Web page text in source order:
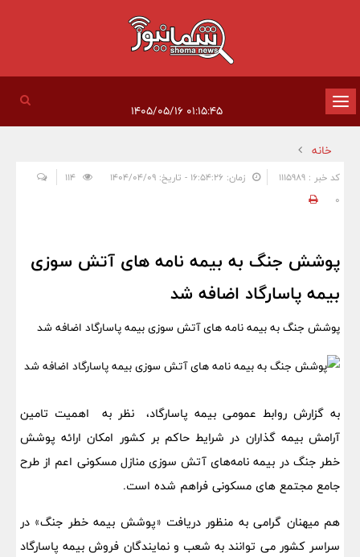
تغییر
وضعیت
ناوبری
۰۱:۱۵:۴۵ ۱۴۰۵/۰۵/۱۶
خانه
کد خبر : 1115989 زمان: ۱۶:۵۴:۲۶ - تاریخ: ۱۴۰۴/۰۴/۰۹
0
پوشش جنگ به بیمه نامه های آتش سوزی
بیمه پاسارگاد اضافه شد
پوشش جنگ به بیمه نامه های آتش سوزی بیمه پاسارگاد اضافه شد
به گزارش روابط عمومی بیمه پاسارگاد، نظر به اهمیت تامین
آرامش بیمه گذاران در شرایط حاکم بر کشور امکان ارائه پوشش
خطر جنگ در بیمه نامه‌های آتش سوزی منازل مسکونی اعم از طرح
جامع مجتمع های مسکونی فراهم شده است.
هم میهنان گرامی به منظور دریافت «پوشش بیمه خطر جنگ» در
سراسر کشور می توانند به شعب و نمایندگان فروش بیمه پاسارگاد